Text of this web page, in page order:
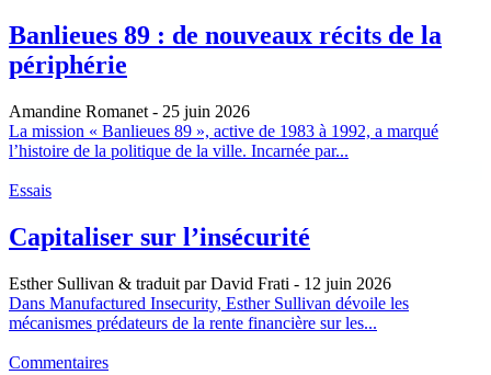
Banlieues 89 : de nouveaux récits de la
périphérie
Amandine Romanet - 25 juin 2026
La mission « Banlieues 89 », active de 1983 à 1992, a marqué
l’histoire de la politique de la ville. Incarnée par...
Essais
Capitaliser sur l’insécurité
Esther Sullivan & traduit par David Frati - 12 juin 2026
Dans Manufactured Insecurity, Esther Sullivan dévoile les
mécanismes prédateurs de la rente financière sur les...
Commentaires